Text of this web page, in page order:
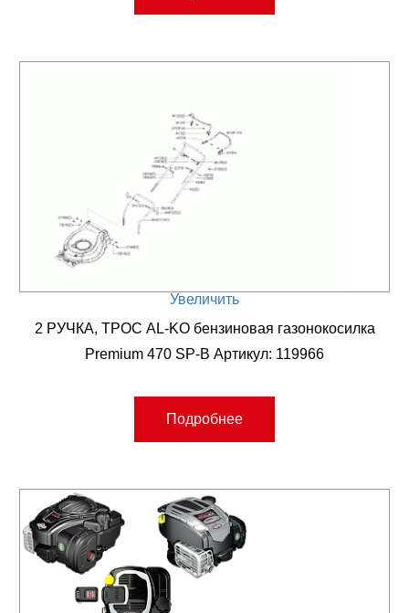
Увеличить
2 РУЧКА, ТРОС AL-KO бензиновая газонокосилка
Premium 470 SP-B Артикул: 119966
Подробнее